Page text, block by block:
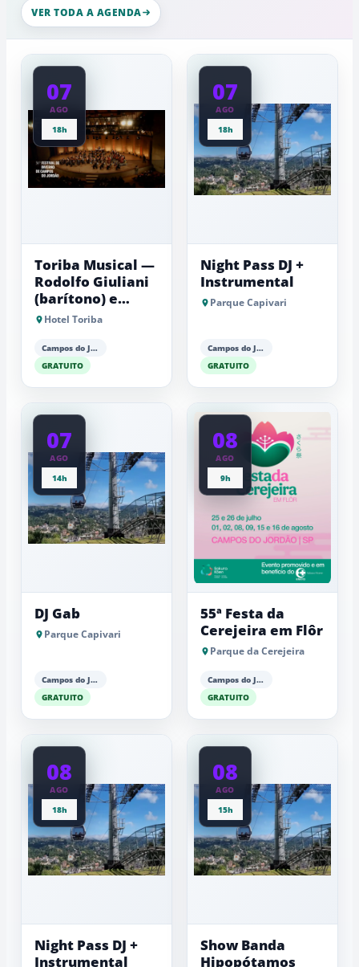
Serra
da
Mantiqueira
a
VER TODA A AGENDA
07
AGO
18h
Toriba Musical —
Rodolfo Giuliani
(barítono) e
Antonio Luiz
Hotel Toriba
Campos do Jordão
GRATUITO
07
AGO
18h
Night Pass DJ +
Instrumental
Parque Capivari
Campos do Jordão
GRATUITO
07
AGO
14h
DJ Gab
Parque Capivari
Campos do Jordão
GRATUITO
08
AGO
9h
55ª Festa da
Cerejeira em Flôr
Parque da Cerejeira
Campos do Jordão
GRATUITO
08
AGO
18h
Night Pass DJ +
Instrumental
08
AGO
15h
Show Banda
Hipopótamos